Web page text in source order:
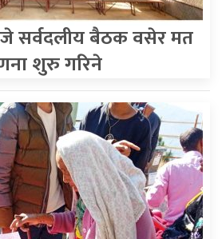
सर्वदलीय बैठक वसेर मत
शुरु गरिने